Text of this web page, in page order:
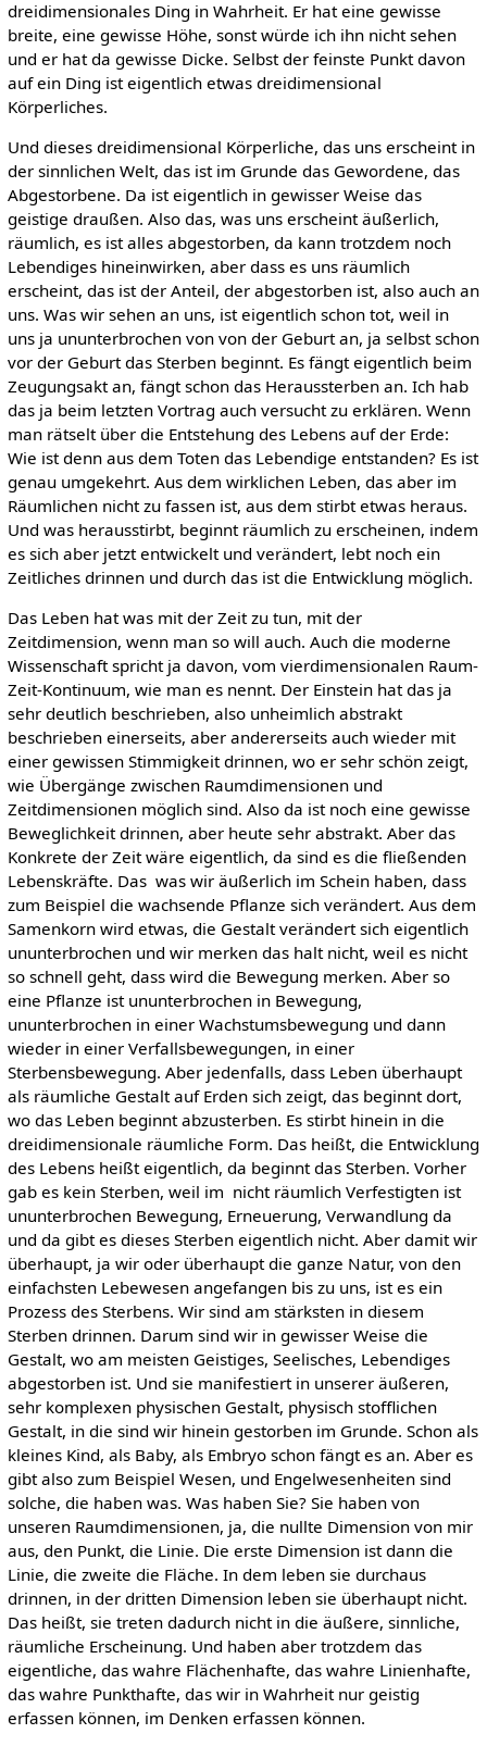
dreidimensionales Ding in Wahrheit. Er hat eine gewisse
breite, eine gewisse Höhe, sonst würde ich ihn nicht sehen
und er hat da gewisse Dicke. Selbst der feinste Punkt davon
auf ein Ding ist eigentlich etwas dreidimensional
Körperliches.
Und dieses dreidimensional Körperliche, das uns erscheint in
der sinnlichen Welt, das ist im Grunde das Gewordene, das
Abgestorbene. Da ist eigentlich in gewisser Weise das
geistige draußen. Also das, was uns erscheint äußerlich,
räumlich, es ist alles abgestorben, da kann trotzdem noch
Lebendiges hineinwirken, aber dass es uns räumlich
erscheint, das ist der Anteil, der abgestorben ist, also auch an
uns. Was wir sehen an uns, ist eigentlich schon tot, weil in
uns ja ununterbrochen von von der Geburt an, ja selbst schon
vor der Geburt das Sterben beginnt. Es fängt eigentlich beim
Zeugungsakt an, fängt schon das Heraussterben an. Ich hab
das ja beim letzten Vortrag auch versucht zu erklären. Wenn
man rätselt über die Entstehung des Lebens auf der Erde:
Wie ist denn aus dem Toten das Lebendige entstanden? Es ist
genau umgekehrt. Aus dem wirklichen Leben, das aber im
Räumlichen nicht zu fassen ist, aus dem stirbt etwas heraus.
Und was herausstirbt, beginnt räumlich zu erscheinen, indem
es sich aber jetzt entwickelt und verändert, lebt noch ein
Zeitliches drinnen und durch das ist die Entwicklung möglich.
Das Leben hat was mit der Zeit zu tun, mit der
Zeitdimension, wenn man so will auch. Auch die moderne
Wissenschaft spricht ja davon, vom vierdimensionalen Raum-
Zeit-Kontinuum, wie man es nennt. Der Einstein hat das ja
sehr deutlich beschrieben, also unheimlich abstrakt
beschrieben einerseits, aber andererseits auch wieder mit
einer gewissen Stimmigkeit drinnen, wo er sehr schön zeigt,
wie Übergänge zwischen Raumdimensionen und
Zeitdimensionen möglich sind. Also da ist noch eine gewisse
Beweglichkeit drinnen, aber heute sehr abstrakt. Aber das
Konkrete der Zeit wäre eigentlich, da sind es die fließenden
Lebenskräfte. Das was wir äußerlich im Schein haben, dass
zum Beispiel die wachsende Pflanze sich verändert. Aus dem
Samenkorn wird etwas, die Gestalt verändert sich eigentlich
ununterbrochen und wir merken das halt nicht, weil es nicht
so schnell geht, dass wird die Bewegung merken. Aber so
eine Pflanze ist ununterbrochen in Bewegung,
ununterbrochen in einer Wachstumsbewegung und dann
wieder in einer Verfallsbewegungen, in einer
Sterbensbewegung. Aber jedenfalls, dass Leben überhaupt
als räumliche Gestalt auf Erden sich zeigt, das beginnt dort,
wo das Leben beginnt abzusterben. Es stirbt hinein in die
dreidimensionale räumliche Form. Das heißt, die Entwicklung
des Lebens heißt eigentlich, da beginnt das Sterben. Vorher
gab es kein Sterben, weil im nicht räumlich Verfestigten ist
ununterbrochen Bewegung, Erneuerung, Verwandlung da
und da gibt es dieses Sterben eigentlich nicht. Aber damit wir
überhaupt, ja wir oder überhaupt die ganze Natur, von den
einfachsten Lebewesen angefangen bis zu uns, ist es ein
Prozess des Sterbens. Wir sind am stärksten in diesem
Sterben drinnen. Darum sind wir in gewisser Weise die
Gestalt, wo am meisten Geistiges, Seelisches, Lebendiges
abgestorben ist. Und sie manifestiert in unserer äußeren,
sehr komplexen physischen Gestalt, physisch stofflichen
Gestalt, in die sind wir hinein gestorben im Grunde. Schon als
kleines Kind, als Baby, als Embryo schon fängt es an. Aber es
gibt also zum Beispiel Wesen, und Engelwesenheiten sind
solche, die haben was. Was haben Sie? Sie haben von
unseren Raumdimensionen, ja, die nullte Dimension von mir
aus, den Punkt, die Linie. Die erste Dimension ist dann die
Linie, die zweite die Fläche. In dem leben sie durchaus
drinnen, in der dritten Dimension leben sie überhaupt nicht.
Das heißt, sie treten dadurch nicht in die äußere, sinnliche,
räumliche Erscheinung. Und haben aber trotzdem das
eigentliche, das wahre Flächenhafte, das wahre Linienhafte,
das wahre Punkthafte, das wir in Wahrheit nur geistig
erfassen können, im Denken erfassen können.